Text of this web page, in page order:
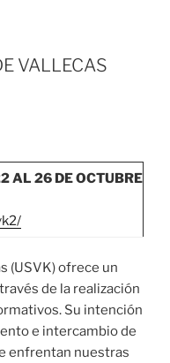
VALLECAS
AL 26 DE OCTUBRE
(USVK) ofrece un
de la realización
Su intención
e intercambio de
enfrentan nuestras